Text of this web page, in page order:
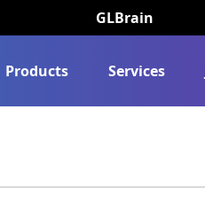
GLBrain
Products Services